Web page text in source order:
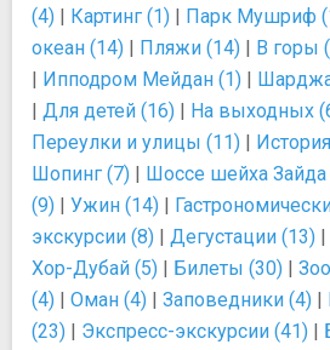
(4) | Картинг (1) | Парк Мушриф
океан (14) | Пляжи (14) | В горы
| Ипподром Мейдан (1) |
| Для детей (16) | На выходных
Переулки и улицы (11) |
Шопинг (7) | Шоссе шейха Зайда
(9) | Ужин (14) |
экскурсии (8) | Дегустации (13) |
Хор-Дубай (5) | Билеты (30) |
(4) | Оман (4) | Заповедники (4) |
(23) | Экспресс-экскурсии (41) |